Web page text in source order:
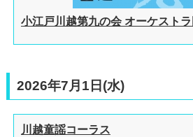
小江戸川越第九の会 オーケスト
2026年7月1日(水)
川越童謡コーラス